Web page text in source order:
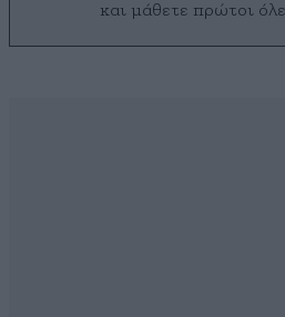
και μάθετε πρώτοι